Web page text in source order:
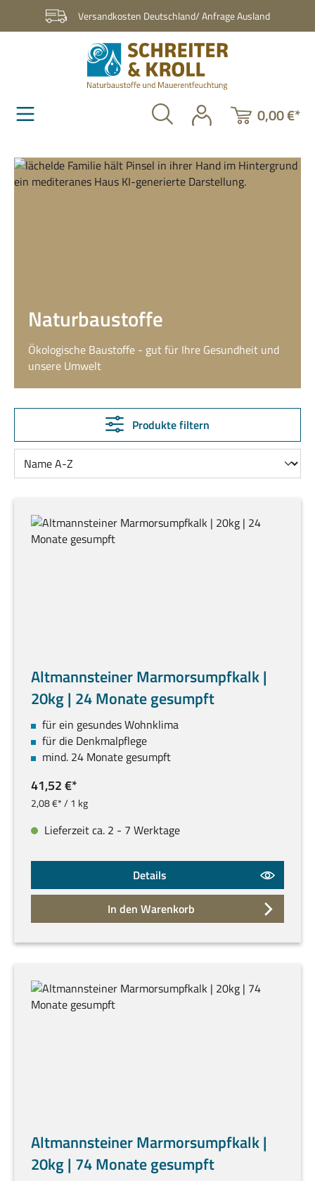
Zum Hauptinhalt springenVersandkosten Deutschland/ Anfrage Ausland
0,00 €*
Naturbaustoffe
Ökologische Baustoffe - gut für Ihre Gesundheit und
unsere Umwelt
Produkte filtern
Altmannsteiner Marmorsumpfkalk |
20kg | 24 Monate gesumpft
für ein gesundes Wohnklima
für die Denkmalpflege
mind. 24 Monate gesumpft
41,52 €*
2,08 €* / 1 kg
Lieferzeit ca. 2 - 7 Werktage
Details
In den Warenkorb
Altmannsteiner Marmorsumpfkalk |
20kg | 74 Monate gesumpft